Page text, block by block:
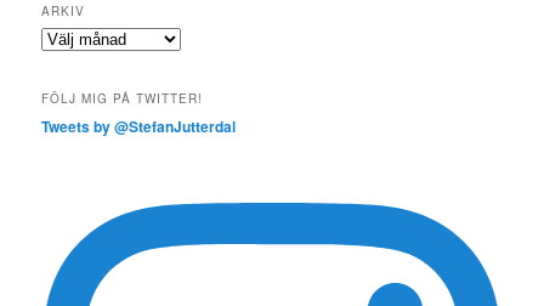
ARKIV
Arkiv
FÖLJ MIG PÅ TWITTER!
Tweets by @StefanJutterdal